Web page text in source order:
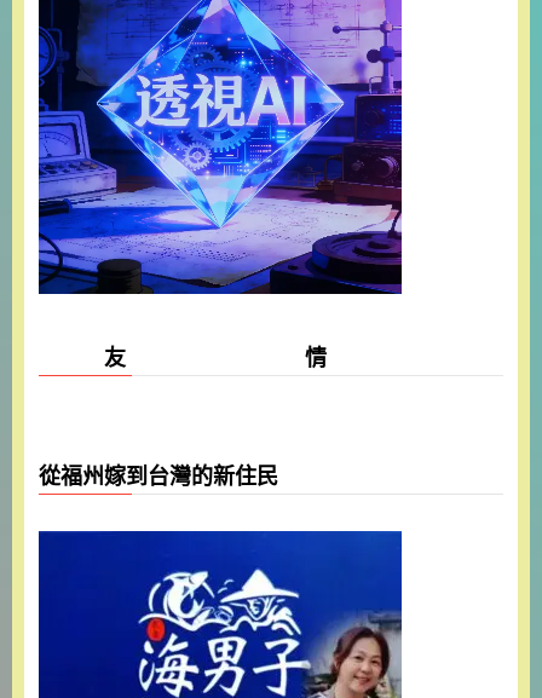
友 情
從福州嫁到台灣的新住民